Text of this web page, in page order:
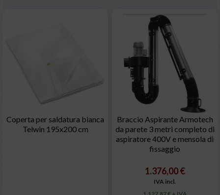
Coperta per saldatura bianca
Telwin 195x200 cm
Braccio Aspirante Armotech
da parete 3 metri completo di
aspiratore 400V e mensola di
fissaggio
1.376,00 €
IVA incl.